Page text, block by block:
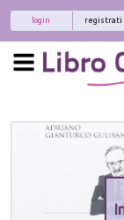
registrati
login